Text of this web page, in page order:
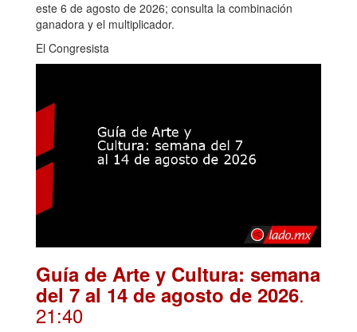
este 6 de agosto de 2026; consulta la combinación
ganadora y el multiplicador.
El Congresista
Guía de Arte y Cultura: semana
del 7 al 14 de agosto de 2026.
21:40